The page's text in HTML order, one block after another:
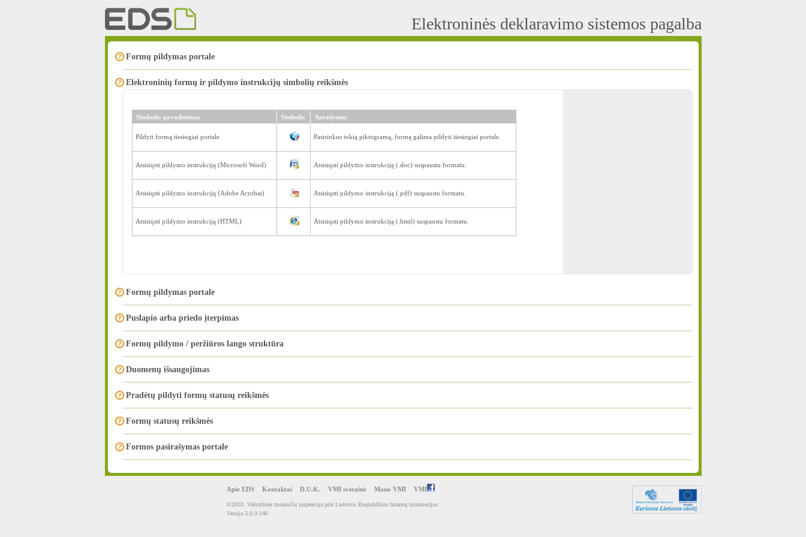
Elektroninės deklaravimo sistemos pagalba
Formų pildymas portale
Elektroninių formų ir pildymo instrukcijų simbolių reikšmės
Simbolio pavadinimas Simbolis Aprašymas
Pildyti formą tiesiogiai portale Pasirinkus tokią piktogramą, formą galima pildyti tiesiogiai portale.
Atsisiųsti pildymo instrukciją (Microsoft Word) Atsisiųsti pildymo instrukciją (.doc) suspaustu formatu.
Atsisiųsti pildymo instrukciją (Adobe Acrobat) Atsisiųsti pildymo instrukciją (.pdf) suspaustu formatu.
Atsisiųsti pildymo instrukciją (HTML) Atsisiųsti pildymo instrukciją (.html) suspaustu formatu.
Formų pildymas portale
Puslapio arba priedo įterpimas
Formų pildymo / peržiūros lango struktūra
Duomenų išsaugojimas
Pradėtų pildyti formų statusų reikšmės
Formų statusų reikšmės
Formos pasirašymas portale
Apie EDS Kontaktai D.U.K. VMI svetainė Mano VMI VMI
©2010. Valstybinė mokesčių inspekcija prie Lietuvos Respublikos finansų ministerijos
Versija 3.0.0.146